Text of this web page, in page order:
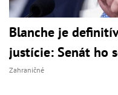
Blanche je
justície: Senát ho
Zahraničné